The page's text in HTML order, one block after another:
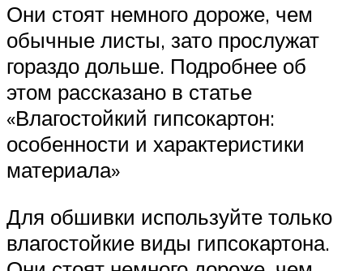
Они стоят немного дороже, чем
обычные листы, зато прослужат
гораздо дольше. Подробнее об
этом рассказано в статье
«Влагостойкий гипсокартон:
особенности и характеристики
материала»
Для обшивки используйте только
влагостойкие виды гипсокартона.